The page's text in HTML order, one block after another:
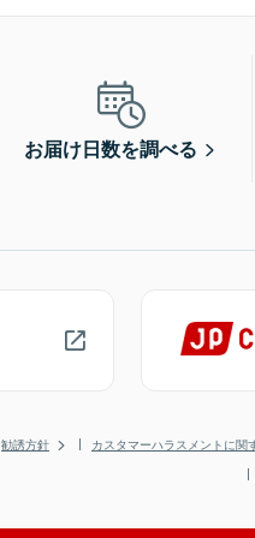
お届け日数を調べる
勧誘方針 カスタマーハラスメントに関